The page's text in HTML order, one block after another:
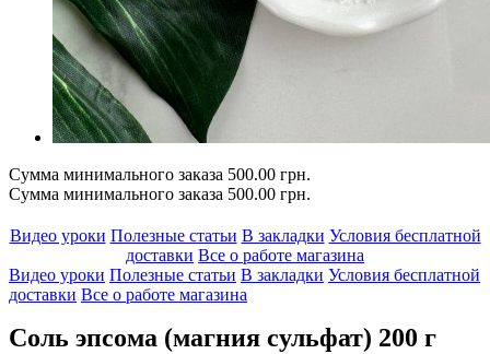
Сумма минимального заказа 500.00 грн.
Сумма минимального заказа 500.00 грн.
Видео уроки Полезные статьи В закладки Условия бесплатной
доставки Все о работе магазина
Видео уроки Полезные статьи В закладки Условия бесплатной
доставки Все о работе магазина
Соль эпсома (магния сульфат) 200 г